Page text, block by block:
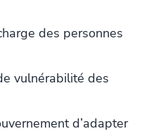
des personnes
vulnérabilité des
d’adapter